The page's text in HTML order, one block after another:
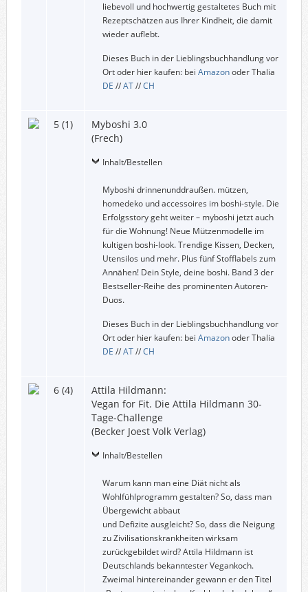
liebevoll und hochwertig gestaltetes Buch mit
Rezeptschätzen aus Ihrer Kindheit, die damit
wieder auflebt.
Dieses Buch in der Lieblingsbuchhandlung vor
Ort oder hier kaufen: bei Amazonoder Thalia
DE //AT//CH
5 (1)
Myboshi 3.0
(Frech)
Inhalt/Bestellen
Myboshi drinnenunddraußen. mützen,
homedeko und accessoires im boshi-style. Die
Erfolgsstory geht weiter – myboshi jetzt auch
für die Wohnung! Neue Mützenmodelle im
kultigen boshi-look. Trendige Kissen, Decken,
Utensilos und mehr. Plus fünf Stofflabels zum
Annähen! Dein Style, deine boshi. Band 3 der
Bestseller-Reihe des prominenten Autoren-
Duos.
Dieses Buch in der Lieblingsbuchhandlung vor
Ort oder hier kaufen: bei Amazonoder Thalia
DE //AT//CH
6 (4)
Attila Hildmann:
Vegan for Fit. Die Attila Hildmann 30-
Tage-Challenge
(Becker Joest Volk Verlag)
Inhalt/Bestellen
Warum kann man eine Diät nicht als
Wohlfühlprogramm gestalten? So, dass man
Übergewicht abbaut
und Defizite ausgleicht? So, dass die Neigung
zu Zivilisationskrankheiten wirksam
zurückgebildet wird? Attila Hildmann ist
Deutschlands bekanntester Vegankoch.
Zweimal hintereinander gewann er den Titel